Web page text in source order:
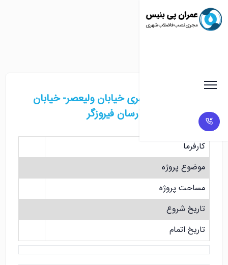
نصب فاضلاب شهری خیابان ولیعصر- خیابان
ولدی- نزدیک بیمارسان فیروزگر
کارفرما
موضوع پروژه
مساحت پروژه
تاریخ شروع
تاریخ اتمام